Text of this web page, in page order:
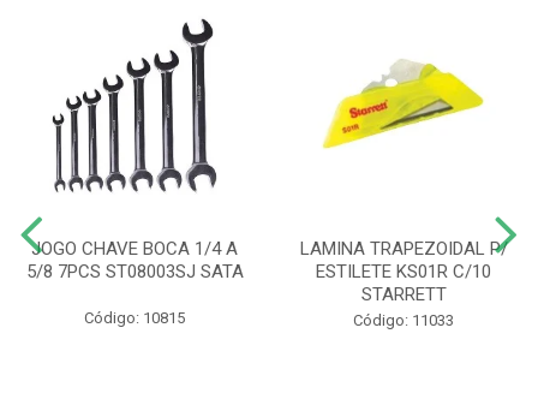
JOGO CHAVE BOCA 1/4 A
5/8 7PCS ST08003SJ SATA
Código: 10815
LAMINA TRAPEZOIDAL P/
ESTILETE KS01R C/10
STARRETT
Código: 11033